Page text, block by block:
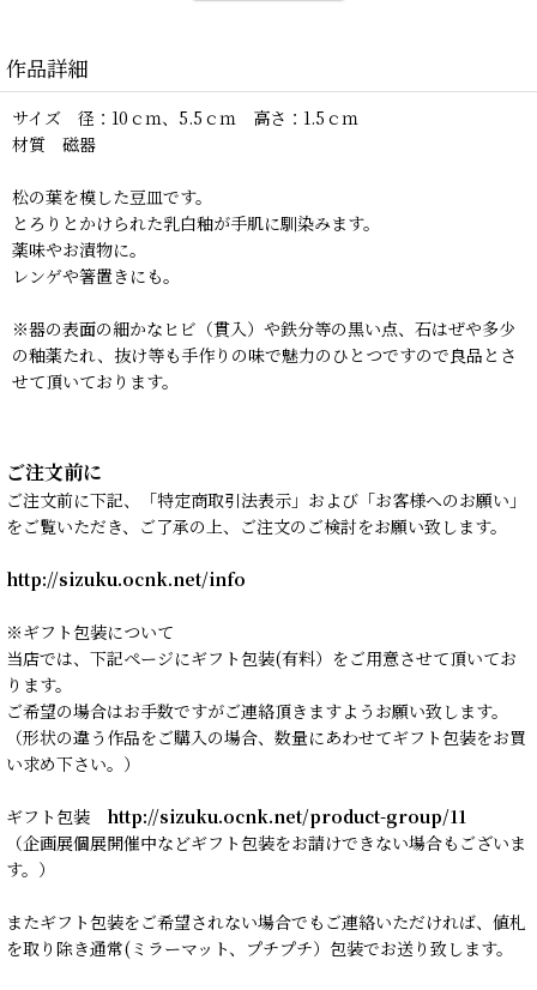
作品詳細
サイズ 径：10ｃｍ、5.5ｃｍ 高さ：1.5ｃｍ
材質 磁器
松の葉を模した豆皿です。
とろりとかけられた乳白釉が手肌に馴染みます。
薬味やお漬物に。
レンゲや箸置きにも。
※器の表面の細かなヒビ（貫入）や鉄分等の黒い点、石はぜや多少
の釉薬たれ、抜け等も手作りの味で魅力のひとつですので良品とさ
せて頂いております。
ご注文前に
ご注文前に下記、「特定商取引法表示」および「お客様へのお願い」
をご覧いただき、ご了承の上、ご注文のご検討をお願い致します。
http://sizuku.ocnk.net/info
※ギフト包装について
当店では、下記ページにギフト包装(有料）をご用意させて頂いてお
ります。
ご希望の場合はお手数ですがご連絡頂きますようお願い致します。
（形状の違う作品をご購入の場合、数量にあわせてギフト包装をお買
い求め下さい。）
ギフト包装 http://sizuku.ocnk.net/product-group/11
（企画展個展開催中などギフト包装をお請けできない場合もございま
す。）
またギフト包装をご希望されない場合でもご連絡いただければ、値札
を取り除き通常(ミラーマット、プチプチ）包装でお送り致します。